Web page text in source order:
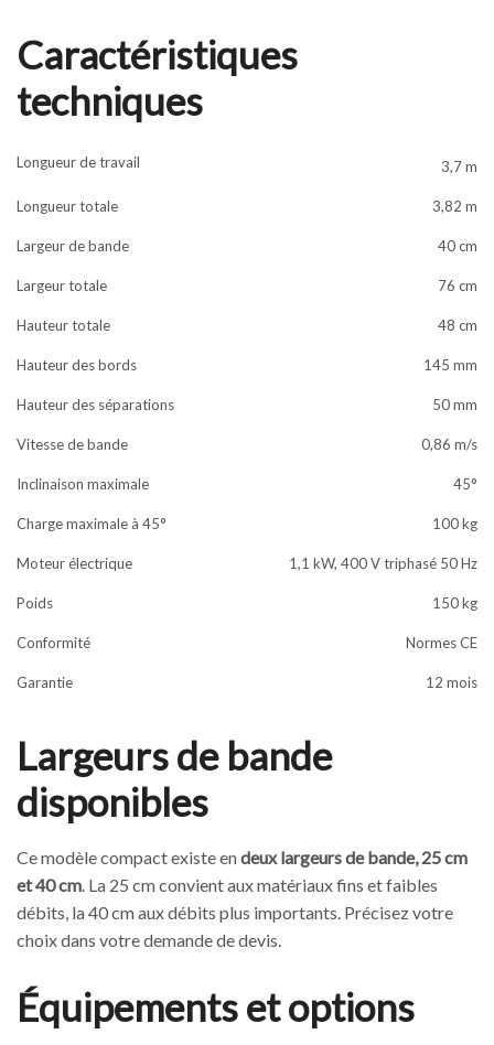
Caractéristiques
techniques
Longueur de travail 3,7 m
Longueur totale 3,82 m
Largeur de bande 40 cm
Largeur totale 76 cm
Hauteur totale 48 cm
Hauteur des bords 145 mm
Hauteur des séparations 50 mm
Vitesse de bande 0,86 m/s
Inclinaison maximale 45°
Charge maximale à 45° 100 kg
Moteur électrique 1,1 kW, 400 V triphasé 50 Hz
Poids 150 kg
Conformité Normes CE
Garantie 12 mois
Largeurs de bande
disponibles
Ce modèle compact existe endeux largeurs de bande, 25 cm
et 40 cm. La 25 cm convient aux matériaux fins et faibles
débits, la 40 cm aux débits plus importants. Précisez votre
choix dans votre demande de devis.
Équipements et options